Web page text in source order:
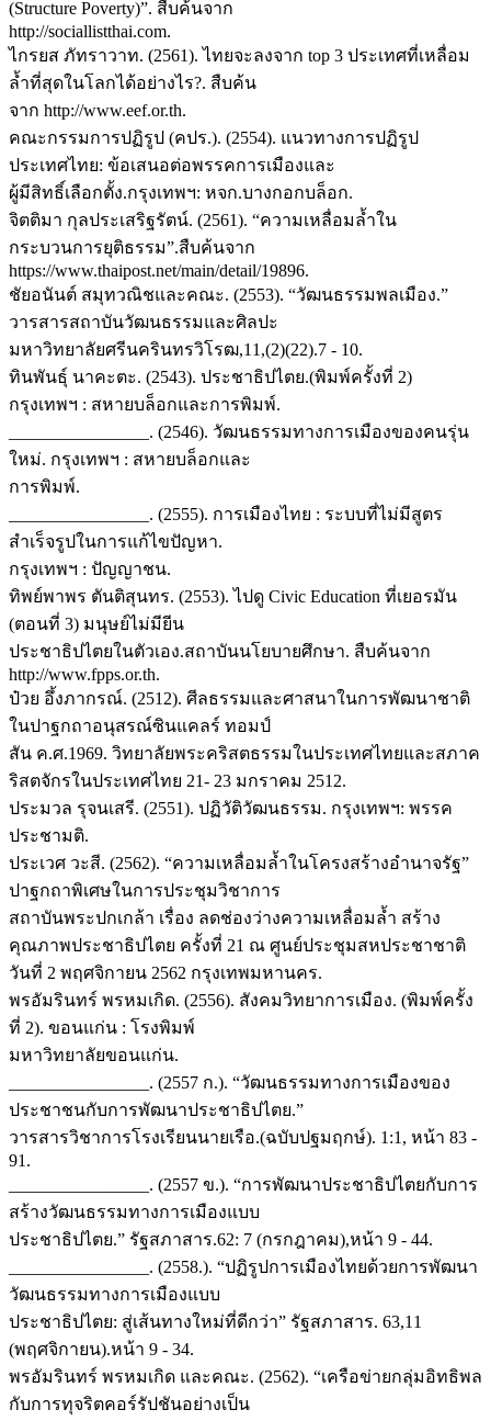
(Structure Poverty)”. สืบค้นจาก
http://sociallistthai.com.
ไกรยส ภัทราวาท. (2561). ไทยจะลงจาก top 3 ประเทศที่เหลื่อม
ล้ำที่สุดในโลกได้อย่างไร?. สืบค้น
จาก http://www.eef.or.th.
คณะกรรมการปฏิรูป (คปร.). (2554). แนวทางการปฏิรูป
ประเทศไทย: ข้อเสนอต่อพรรคการเมืองและ
ผู้มีสิทธิ์เลือกตั้ง.กรุงเทพฯ: หจก.บางกอกบล็อก.
จิตติมา กุลประเสริฐรัตน์. (2561). “ความเหลื่อมล้ำใน
กระบวนการยุติธรรม”.สืบค้นจาก
https://www.thaipost.net/main/detail/19896.
ชัยอนันต์ สมุทวณิชและคณะ. (2553). “วัฒนธรรมพลเมือง.”
วารสารสถาบันวัฒนธรรมและศิลปะ
มหาวิทยาลัยศรีนครินทรวิโรฒ,11,(2)(22).7 - 10.
ทินพันธุ์ นาคะตะ. (2543). ประชาธิปไตย.(พิมพ์ครั้งที่ 2)
กรุงเทพฯ : สหายบล็อกและการพิมพ์.
________________. (2546). วัฒนธรรมทางการเมืองของคนรุ่น
ใหม่. กรุงเทพฯ : สหายบล็อกและ
การพิมพ์.
________________. (2555). การเมืองไทย : ระบบที่ไม่มีสูตร
สำเร็จรูปในการแก้ไขปัญหา.
กรุงเทพฯ : ปัญญาชน.
ทิพย์พาพร ตันติสุนทร. (2553). ไปดู Civic Education ที่เยอรมัน
(ตอนที่ 3) มนุษย์ไม่มียีน
ประชาธิปไตยในตัวเอง.สถาบันนโยบายศึกษา. สืบค้นจาก
http://www.fpps.or.th.
ป๋วย อึ้งภากรณ์. (2512). ศีลธรรมและศาสนาในการพัฒนาชาติ
ในปาฐกถาอนุสรณ์ซินแคลร์ ทอมป์
สัน ค.ศ.1969. วิทยาลัยพระคริสตธรรมในประเทศไทยและสภาค
ริสตจักรในประเทศไทย 21- 23 มกราคม 2512.
ประมวล รุจนเสรี. (2551). ปฏิวัติวัฒนธรรม. กรุงเทพฯ: พรรค
ประชามติ.
ประเวศ วะสี. (2562). “ความเหลื่อมล้ำในโครงสร้างอำนาจรัฐ”
ปาฐกถาพิเศษในการประชุมวิชาการ
สถาบันพระปกเกล้า เรื่อง ลดช่องว่างความเหลื่อมล้ำ สร้าง
คุณภาพประชาธิปไตย ครั้งที่ 21 ณ ศูนย์ประชุมสหประชาชาติ
วันที่ 2 พฤศจิกายน 2562 กรุงเทพมหานคร.
พรอัมรินทร์ พรหมเกิด. (2556). สังคมวิทยาการเมือง. (พิมพ์ครั้ง
ที่ 2). ขอนแก่น : โรงพิมพ์
มหาวิทยาลัยขอนแก่น.
________________. (2557 ก.). “วัฒนธรรมทางการเมืองของ
ประชาชนกับการพัฒนาประชาธิปไตย.”
วารสารวิชาการโรงเรียนนายเรือ.(ฉบับปฐมฤกษ์). 1:1, หน้า 83 -
91.
________________. (2557 ข.). “การพัฒนาประชาธิปไตยกับการ
สร้างวัฒนธรรมทางการเมืองแบบ
ประชาธิปไตย.” รัฐสภาสาร.62: 7 (กรกฎาคม),หน้า 9 - 44.
________________. (2558.). “ปฏิรูปการเมืองไทยด้วยการพัฒนา
วัฒนธรรมทางการเมืองแบบ
ประชาธิปไตย: สู่เส้นทางใหม่ที่ดีกว่า” รัฐสภาสาร. 63,11
(พฤศจิกายน).หน้า 9 - 34.
พรอัมรินทร์ พรหมเกิด และคณะ. (2562). “เครือข่ายกลุ่มอิทธิพล
กับการทุจริตคอร์รัปชันอย่างเป็น